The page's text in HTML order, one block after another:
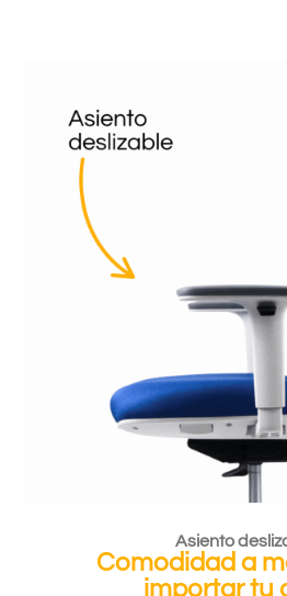
Asiento
Comodidad a
importar tu